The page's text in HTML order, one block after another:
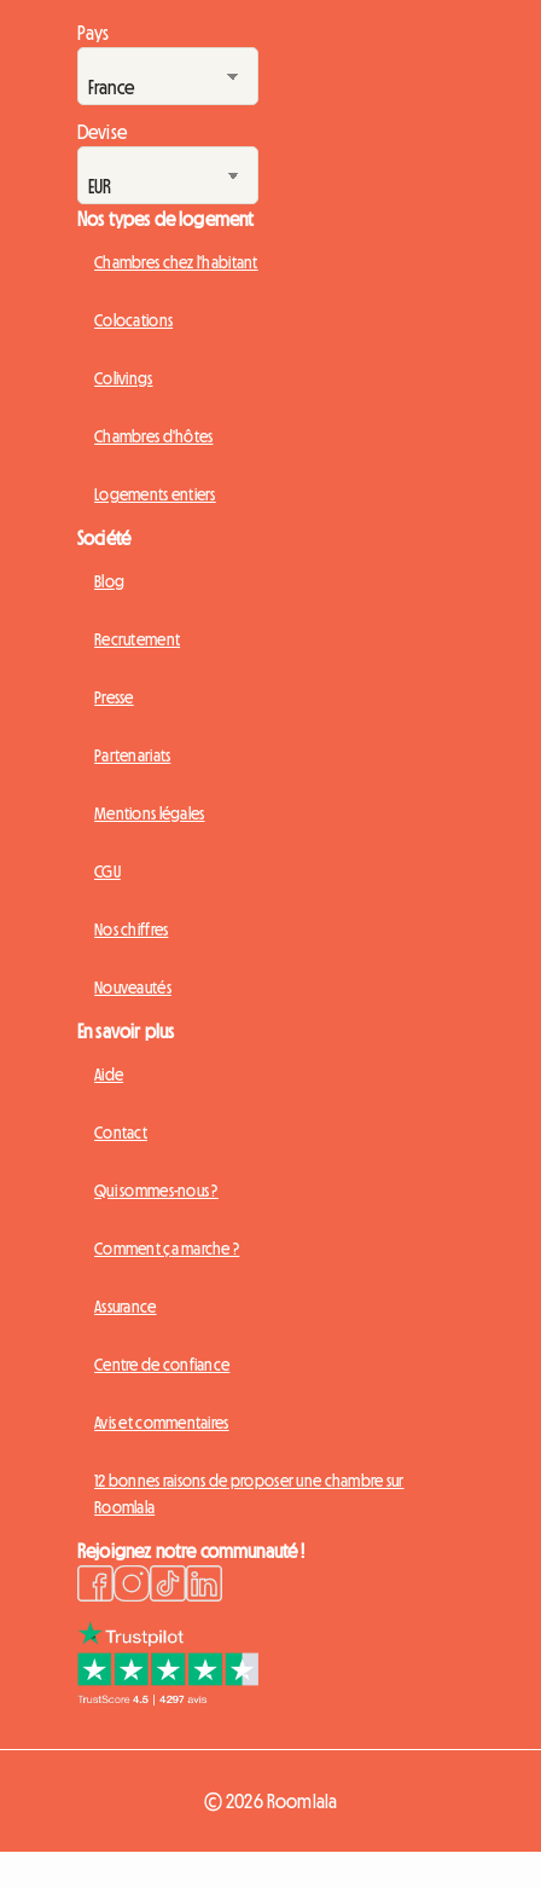
Pays
Devise
Nos types de logement
Chambres chez l'habitant
Colocations
Colivings
Chambres d'hôtes
Logements entiers
Société
Blog
Recrutement
Presse
Partenariats
Mentions légales
CGU
Nos chiffres
Nouveautés
En savoir plus
Aide
Contact
Qui sommes-nous ?
Comment ça marche ?
Assurance
Centre de confiance
Avis et commentaires
12 bonnes raisons de proposer une chambre sur
Roomlala
Rejoignez notre communauté !
© 2026 Roomlala